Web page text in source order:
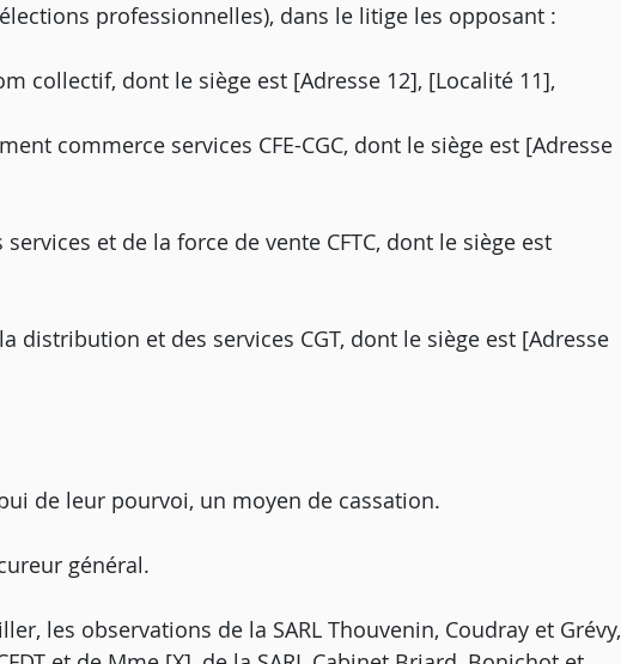
professionnelles), dans le litige les opposant :
collectif, dont le siège est [Adresse 12], [Localité 11],
commerce services CFE-CGC, dont le siège est [Adresse
et de la force de vente CFTC, dont le siège est
distribution et des services CGT, dont le siège est [Adresse
de leur pourvoi, un moyen de cassation.
général.
les observations de la SARL Thouvenin, Coudray et Grévy,